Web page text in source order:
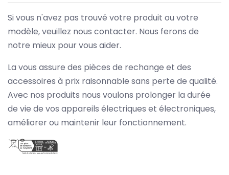
Si vous n'avez pas trouvé votre produit ou votre
modèle, veuillez nous contacter. Nous ferons de
notre mieux pour vous aider.
La vous assure des pièces de rechange et des
accessoires à prix raisonnable sans perte de qualité.
Avec nos produits nous voulons prolonger la durée
de vie de vos appareils électriques et électroniques,
améliorer ou maintenir leur fonctionnement.